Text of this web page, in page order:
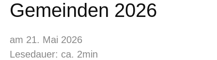
Gemeinden 2026
am 21. Mai 2026
Lesedauer: ca. 2min